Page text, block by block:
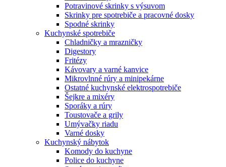
Potravinové skrinky s výsuvom
Skrinky pre spotrebiče a pracovné dosky
Spodné skrinky
Kuchynské spotrebiče
Chladničky a mrazničky
Digestory
Fritézy
Kávovary a varné kanvice
Mikrovlnné rúry a minipekárne
Ostatné kuchynské elektrospotrebiče
Šejkre a mixéry
Sporáky a rúry
Toustovače a grily
Umývačky riadu
Varné dosky
Kuchynský nábytok
Komody do kuchyne
Police do kuchyne